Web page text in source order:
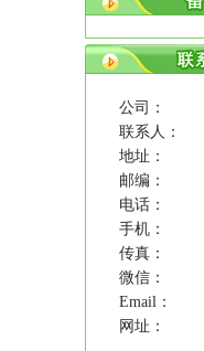
公司：
联系人：
地址：
邮编：
电话：
手机：
传真：
微信：
Email：
网址：